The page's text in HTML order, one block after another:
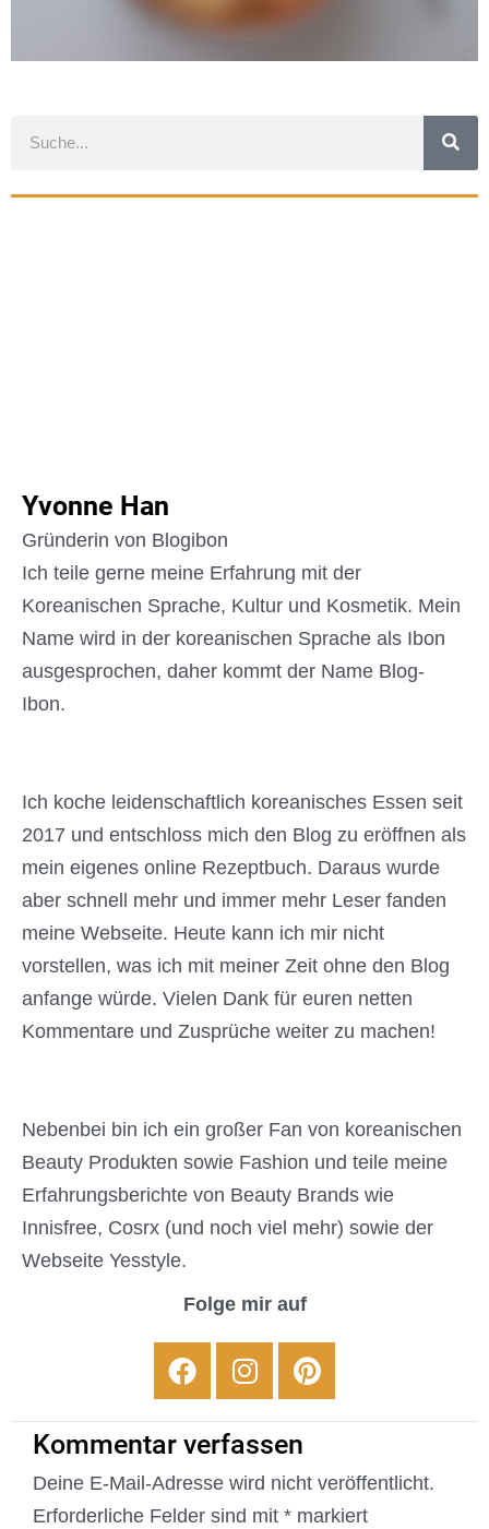
Yvonne Han
Gründerin von Blogibon
Ich teile gerne meine Erfahrung mit der
Koreanischen Sprache, Kultur und Kosmetik. Mein
Name wird in der koreanischen Sprache als Ibon
ausgesprochen, daher kommt der Name Blog-
Ibon.
Ich koche leidenschaftlich koreanisches Essen seit
2017 und entschloss mich den Blog zu eröffnen als
mein eigenes online Rezeptbuch. Daraus wurde
aber schnell mehr und immer mehr Leser fanden
meine Webseite. Heute kann ich mir nicht
vorstellen, was ich mit meiner Zeit ohne den Blog
anfange würde. Vielen Dank für euren netten
Kommentare und Zusprüche weiter zu machen!
Nebenbei bin ich ein großer Fan von koreanischen
Beauty Produkten sowie Fashion und teile meine
Erfahrungsberichte von Beauty Brands wie
Innisfree, Cosrx (und noch viel mehr) sowie der
Webseite Yesstyle.
Folge mir auf
Facebook
InstagramPinterest
Kommentar verfassen
Deine E-Mail-Adresse wird nicht veröffentlicht.
Erforderliche Felder sind mit * markiert